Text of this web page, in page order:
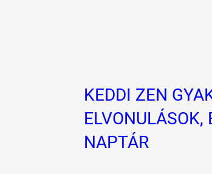
KEDDI ZEN
ELVONULÁSOK,
NAPTÁR